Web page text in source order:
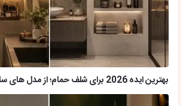
بهترین ایده 2026 برای شلف حمام؛ از مدل های ساده تا مدرن